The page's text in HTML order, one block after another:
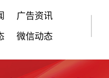
广告资讯
微信动态